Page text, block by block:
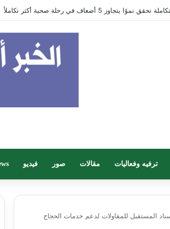
ترفيه وفعاليات مقالات صور فيديو
المستقبل للمقاولات لدعم خدمات الحجاج